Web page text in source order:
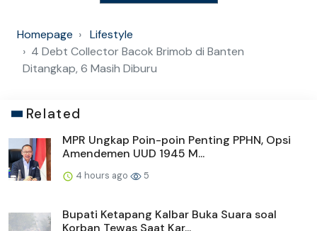
Homepage
Lifestyle
4 Debt Collector Bacok Brimob di Banten
Ditangkap, 6 Masih Diburu
Related
MPR Ungkap Poin-poin Penting PPHN, Opsi
Amendemen UUD 1945 M...
4 hours ago 5
Bupati Ketapang Kalbar Buka Suara soal
Korban Tewas Saat Kar...